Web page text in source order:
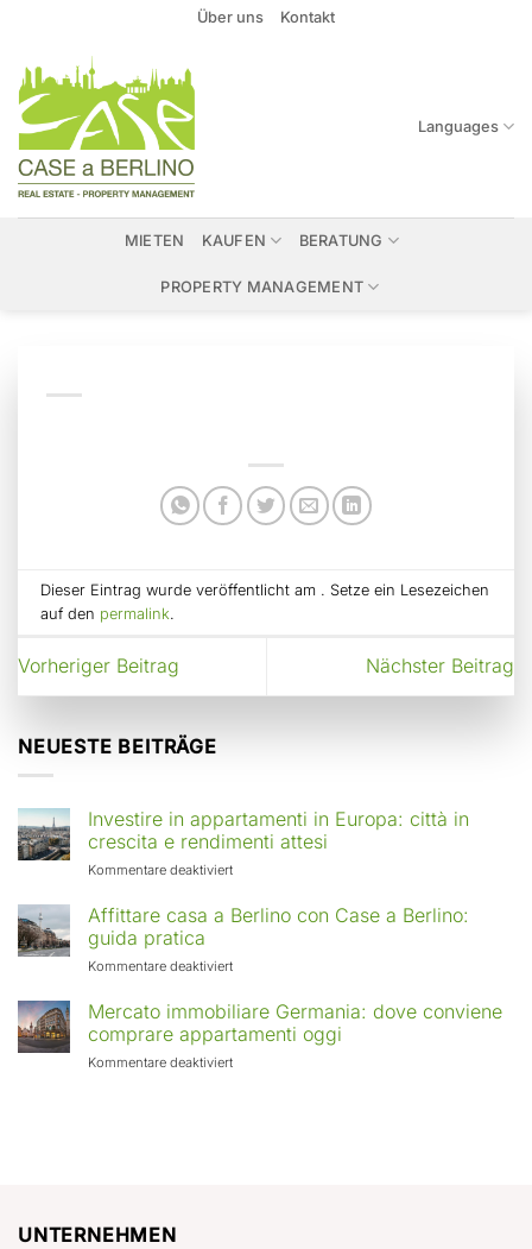
springen
Über uns Kontakt
Languages
MIETEN KAUFEN BERATUNG
PROPERTY MANAGEMENT
Dieser Eintrag wurde veröffentlicht am . Setze ein Lesezeichen
auf den permalink.
Vorheriger Beitrag Nächster Beitrag
NEUESTE BEITRÄGE
Investire in appartamenti in Europa: città in
crescita e rendimenti attesi
Kommentare deaktiviertfür
in
Europa:
in
crescita
rendimenti
Affittare casa a Berlino con Case a Berlino:
guida pratica
Kommentare deaktiviertfür
casa
a
Berlino
con
Mercato immobiliare Germania: dove conviene
comprare appartamenti oggi
Kommentare deaktiviertfür
UNTERNEHMEN